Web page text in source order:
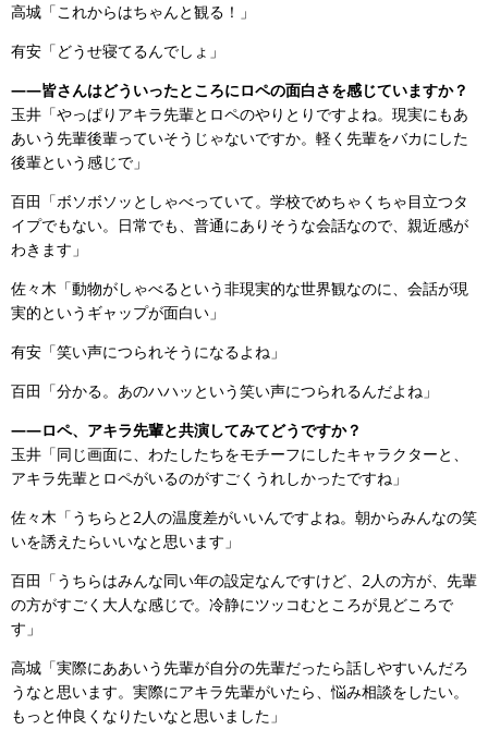
高城「これからはちゃんと観る！」
有安「どうせ寝てるんでしょ」
――皆さんはどういったところにロペの面白さを感じていますか？
玉井「やっぱりアキラ先輩とロペのやりとりですよね。現実にもあ
あいう先輩後輩っていそうじゃないですか。軽く先輩をバカにした
後輩という感じで」
百田「ボソボソッとしゃべっていて。学校でめちゃくちゃ目立つタ
イプでもない。日常でも、普通にありそうな会話なので、親近感が
わきます」
佐々木「動物がしゃべるという非現実的な世界観なのに、会話が現
実的というギャップが面白い」
有安「笑い声につられそうになるよね」
百田「分かる。あのハハッという笑い声につられるんだよね」
――ロペ、アキラ先輩と共演してみてどうですか？
玉井「同じ画面に、わたしたちをモチーフにしたキャラクターと、
アキラ先輩とロペがいるのがすごくうれしかったですね」
佐々木「うちらと2人の温度差がいいんですよね。朝からみんなの笑
いを誘えたらいいなと思います」
百田「うちらはみんな同い年の設定なんですけど、2人の方が、先輩
の方がすごく大人な感じで。冷静にツッコむところが見どころで
す」
高城「実際にああいう先輩が自分の先輩だったら話しやすいんだろ
うなと思います。実際にアキラ先輩がいたら、悩み相談をしたい。
もっと仲良くなりたいなと思いました」